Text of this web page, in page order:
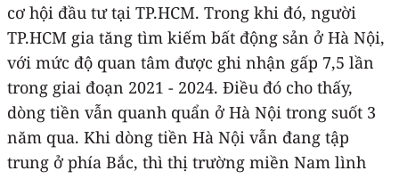
cơ hội đầu tư tại TP.HCM. Trong khi đó, người
TP.HCM gia tăng tìm kiếm bất động sản ở Hà Nội,
với mức độ quan tâm được ghi nhận gấp 7,5 lần
trong giai đoạn 2021 - 2024. Điều đó cho thấy,
dòng tiền vẫn quanh quẩn ở Hà Nội trong suốt 3
năm qua. Khi dòng tiền Hà Nội vẫn đang tập
trung ở phía Bắc, thì thị trường miền Nam lình